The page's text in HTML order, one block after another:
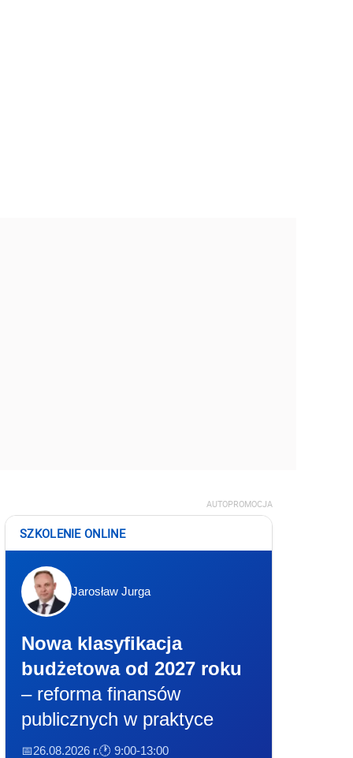
AUTOPROMOCJA
SZKOLENIE ONLINE
Jarosław Jurga
Nowa klasyfikacja
budżetowa od 2027 roku
– reforma finansów
publicznych w praktyce
📅26.08.2026 r.🕐 9:00-13:00